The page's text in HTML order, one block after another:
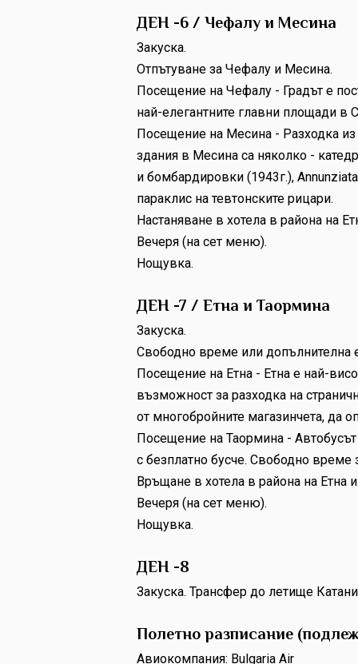
ДЕН -6 / Чефалу и Месина
Закуска.
Отпътуване за Чефалу и Месина.
Посещение на Чефалу - Градът е
най-елегантните главни площади в
Посещение на Месина - Разходка из
здания в Месина са няколко -
и бомбардировки (1943г.),
параклис на тевтонските рицари.
Настаняване в хотела в района на
Вечеря (на сет меню).
Нощувка.
ДЕН -7 / Етна и Таормина
Закуска.
Свободно време или допълнителна
Посещение на Етна - Етна е най-
възможност за разходка на
от многобройните магазинчета, да
Посещение на Таормина -
с безплатно бусче. Свободно време
Връщане в хотела в района на Етна
Вечеря (на сет меню).
Нощувка.
ДЕН -8
Закуска. Трансфер до летище
Полетно разписание
Авиокомпания: Bulgaria Air